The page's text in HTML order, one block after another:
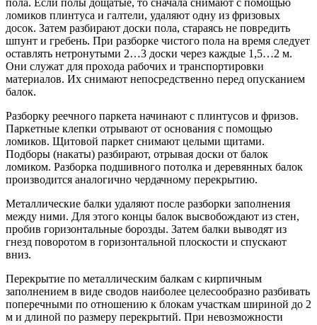
ломиков плинтуса и галтели, удаляют одну из фризовых
досок. Затем разбирают доски пола, стараясь не повредить
шпунт и гребень. При разборке чистого пола на время следует
оставлять нетронутыми 2…3 доски через каждые 1,5…2 м.
Они служат для прохода рабочих и транспортировки
материалов. Их снимают непосредственно перед опусканием
балок.
Разборку реечного паркета начинают с плинтусов и фризов.
Паркетные клепки отрывают от основания с помощью
ломиков. Щитовой паркет снимают целыми щитами.
Подборы (накаты) разбирают, отрывая доски от балок
ломиком. Разборка подшивного потолка и деревянных балок
производится аналогично чердачному перекрытию.
Металлические балки удаляют после разборки заполнения
между ними. Для этого концы балок высвобождают из стен,
пробив горизонтальные борозды. Затем балки выводят из
гнезд поворотом в горизонтальной плоскости и спускают
вниз.
Перекрытие по металлическим балкам с кирпичным
заполнением в виде сводов наиболее целесообразно разбивать
поперечными по отношению к блокам участкам шириной до 2
м и длиной по размеру перекрытий. При невозможности